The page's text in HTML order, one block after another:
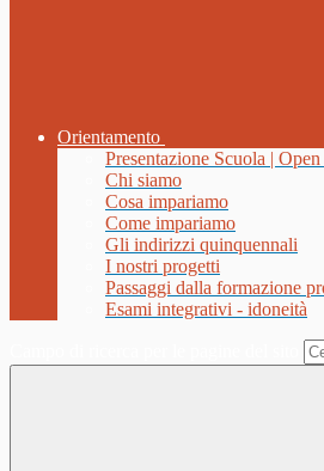
Orientamento
Presentazione Scuola |
Chi siamo
Cosa impariamo
Come impariamo
Gli indirizzi quinquennali
I nostri progetti
Passaggi dalla formazione
Esami integrativi - idoneità